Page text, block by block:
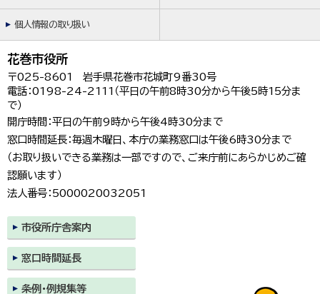
個人情報の取り扱い
花巻市役所
〒025-8601 岩手県花巻市花城町9番30号
電話：0198-24-2111（平日の午前8時30分から午後5時15分ま
で）
開庁時間：平日の午前9時から午後4時30分まで
窓口時間延長：毎週木曜日、本庁の業務窓口は午後6時30分まで
（お取り扱いできる業務は一部ですので、ご来庁前にあらかじめご確
認願います）
法人番号：5000020032051
市役所庁舎案内
窓口時間延長
条例・例規集等